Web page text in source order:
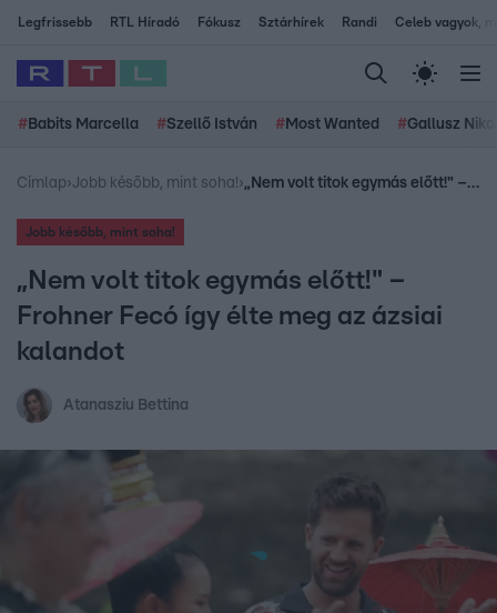
Legfrissebb RTL Híradó Fókusz Sztárhírek Randi Celeb vagyok,
# Babits Marcella #Szellő István # Most Wanted #Gallusz
Címlap›Jobb később, mint soha!› „Nem volt titok egymás előtt!" – Frohner Fecó így élte meg az ázsiai kalandot
Jobb később, mint soha!
„Nem volt titok egymás előtt!" –
Frohner Fecó így élte meg az ázsiai
kalandot
Atanasziu Bettina